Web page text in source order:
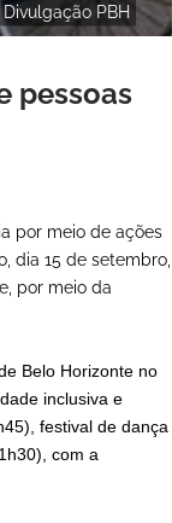
Divulgação PBH
pessoas
por meio de ações
dia 15 de setembro,
por meio da
Belo Horizonte no
inclusiva e
festival de dança
com a